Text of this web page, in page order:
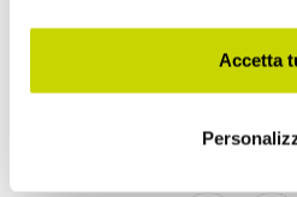
Accetta
Invia la tua opinione su